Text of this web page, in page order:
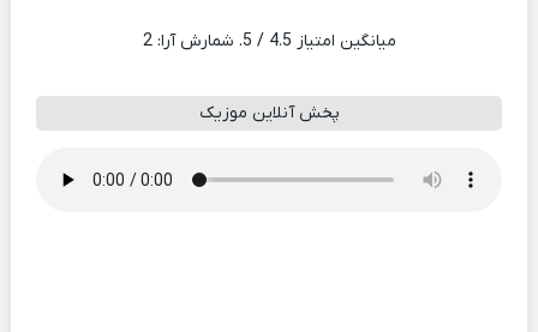
میانگین امتیاز 4.5 / 5. شمارش آرا: 2
پخش آنلاین موزیک